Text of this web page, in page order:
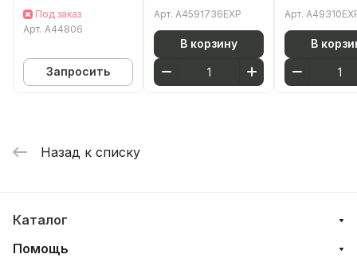
подвесной хром
пластик
Под заказ
Арт. A44806
Запросить
A4591736EXP с
смесителя
матовая черная
Арт. A4591736EXP
В корзину
(Скуэр)
матовый
латунь
Арт.
В
Назад к списку
Каталог
Помощь